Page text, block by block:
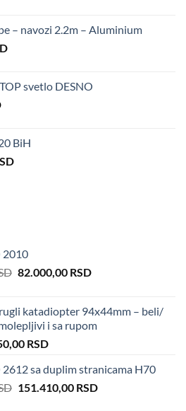
– navozi 2.2m – Aluminium
svetlo DESNO
BiH
2010
Original
100.000,00 RSD.
82.000,00 RSDCurrent
82.000,00 RSD.
katadiopter 94x44mm – beli/
i sa rupom
RSD.
RSDCurrent
is:
50,00 RSD.
2612 sa duplim stranicama H70
Original
151.410,00 RSDCurrent